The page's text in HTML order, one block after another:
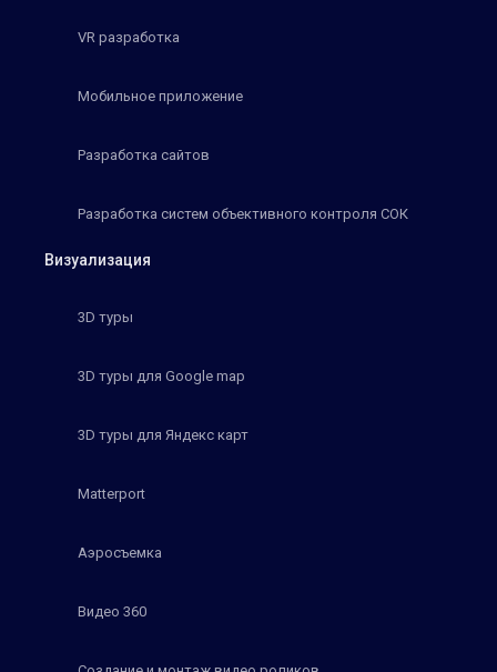
VR разработка
Мобильное приложение
Разработка сайтов
Разработка систем объективного контроля СОК
Визуализация
3D туры
3D туры для Google map
3D туры для Яндекс карт
Matterport
Аэросъемка
Видео 360